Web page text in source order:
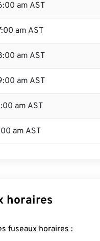
am AST
am AST
am AST
am AST
am AST
am AST
horaires
fuseaux horaires :